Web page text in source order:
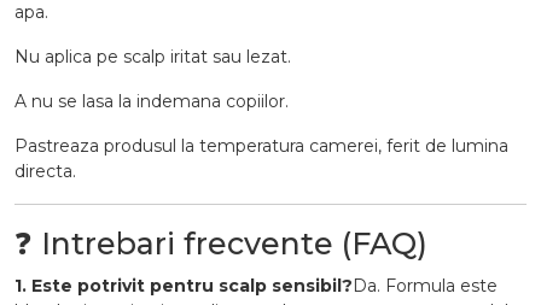
apa.
Nu aplica pe scalp iritat sau lezat.
A nu se lasa la indemana copiilor.
Pastreaza produsul la temperatura camerei, ferit de lumina
directa.
❓ Intrebari frecvente (FAQ)
1. Este potrivit pentru scalp sensibil?Da. Formula este